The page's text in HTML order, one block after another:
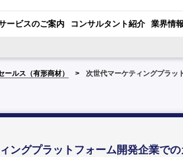
ービスのご案内 コンサルタント紹介 業界情報
ールス（有形商材） 次世代マーケティングプラッ
ングプラットフォーム開発企業で